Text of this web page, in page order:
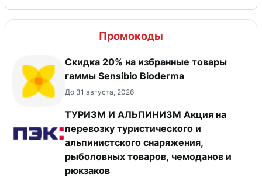
Промокоды
Скидка 20% на избранные товары
гаммы Sensibio Bioderma
До 31 августа, 2026
ТУРИЗМ И АЛЬПИНИЗМ Акция на
перевозку туристического и
альпинистского снаряжения,
рыболовных товаров, чемоданов и
рюкзаков